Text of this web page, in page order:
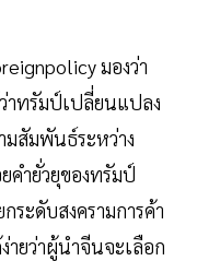
มองว่า
าทรัมป์เปลี่ยนแปลง
มสัมพันธ์ระหว่าง
คำยั่วยุของทรัมป์
ระดับสงครามการค้า
ายว่าผู้นำจีนจะเลือก